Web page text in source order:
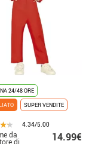
24/48 ORE
SUPER VENDITE
4.34/5.00
da
di 14.99€